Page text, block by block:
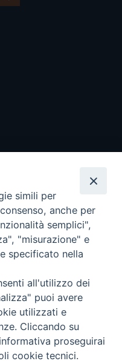
i diritti riservati - Vita
Torna
simili per
anche per
semplici",
"misurazione" e
specificato nella
all'utilizzo dei
puoi avere
utilizzati e
Cliccando su
proseguirai
cookie tecnici.